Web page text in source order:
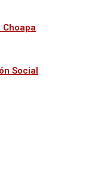
Social